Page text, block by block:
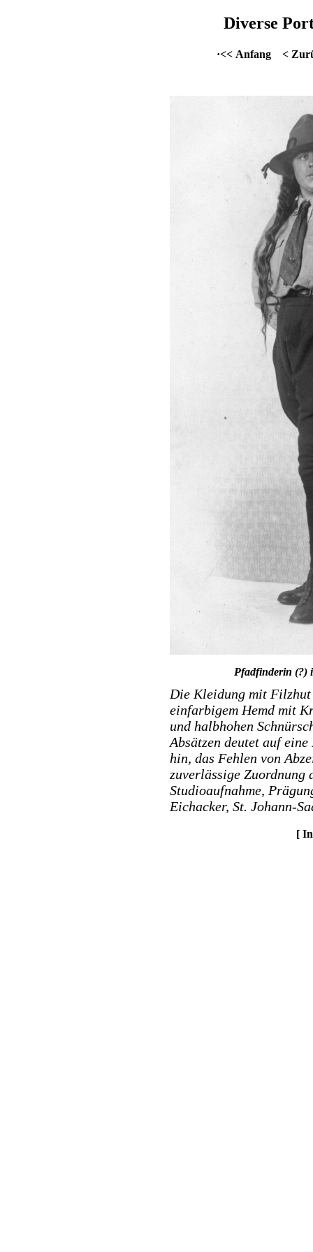
Diverse
·<< Anfang <
Pfadfinderin (?)
Die Kleidung mit Filzhut
einfarbigem Hemd mit
und halbhohen
Absätzen deutet auf
hin, das Fehlen von
zuverlässige
Studioaufnahme,
Eichacker, St. Johann-
[